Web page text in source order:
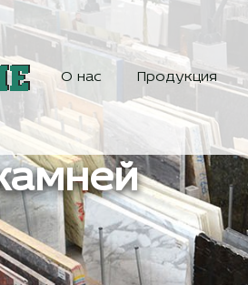
О нас Продукция